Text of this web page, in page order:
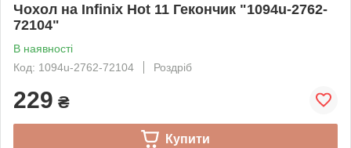
Чохол на Infinix Hot 11 Гекончик "1094u-2762-
72104"
В наявності
Код: 1094u-2762-72104
Роздріб
229 ₴
Купити